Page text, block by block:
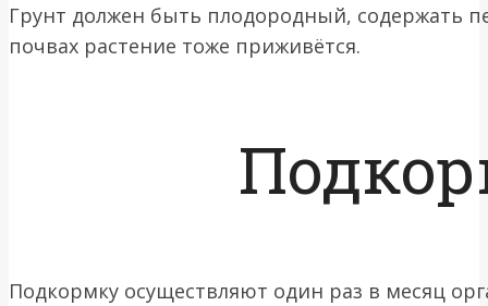
Грунт должен быть плодородный, содержать
почвах растение тоже приживётся.
Подкормку осуществляют один раз в месяц